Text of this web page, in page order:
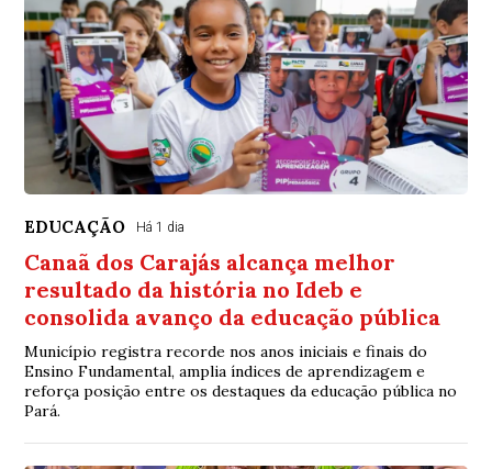
EDUCAÇÃO Há 1 dia
Canaã dos Carajás alcança melhor
resultado da história no Ideb e
consolida avanço da educação pública
Município registra recorde nos anos iniciais e finais do
Ensino Fundamental, amplia índices de aprendizagem e
reforça posição entre os destaques da educação pública no
Pará.